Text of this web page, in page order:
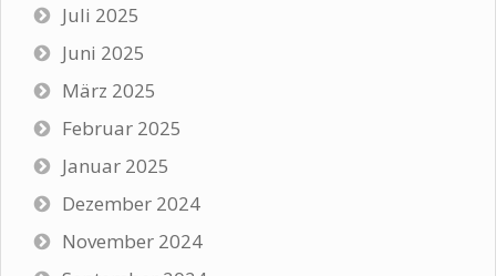
Juli 2025
Juni 2025
März 2025
Februar 2025
Januar 2025
Dezember 2024
November 2024